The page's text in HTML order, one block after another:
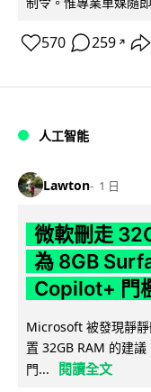
570 259 ↗
人工智能
Lawton 1 日
微軟刪走
為 8GB
Copilot+ 門
Microsoft 被發現靜
置 32GB RAM 的建
門...
閱讀全文